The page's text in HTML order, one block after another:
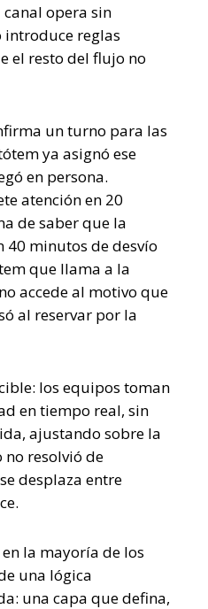
opera sin
introduce reglas
el resto del flujo no
un turno para las
ya asignó ese
en persona.
atención en 20
de saber que la
minutos de desvío
que llama a la
accede al motivo que
al reservar por la
los equipos toman
en tiempo real, sin
ajustando sobre la
resolvió de
desplaza entre
la mayoría de los
una lógica
una capa que defina,